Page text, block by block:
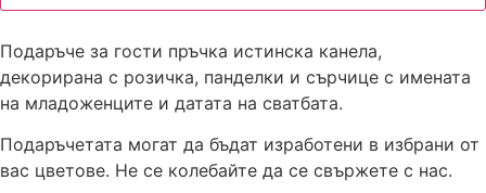
Подаръче за гости пръчка истинска канела,
декорирана с розичка, панделки и сърчице с имената
на младоженците и датата на сватбата.
Подаръчетата могат да бъдат изработени в избрани от
вас цветове. Не се колебайте да се свържете с нас.